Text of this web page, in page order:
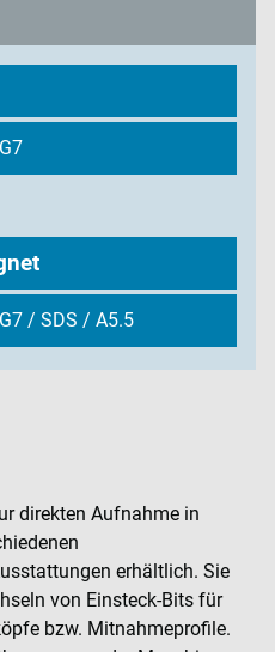
/ SDS / A5.5
direkten Aufnahme in
erhältlich. Sie
von Einsteck-Bits für
bzw. Mitnahmeprofile.